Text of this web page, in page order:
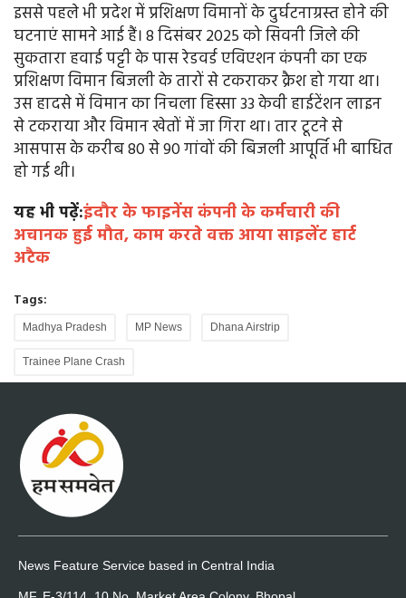
इससे पहले भी प्रदेश में प्रशिक्षण विमानों के दुर्घटनाग्रस्त होने की
घटनाएं सामने आई हैं। 8 दिसंबर 2025 को सिवनी जिले की
सुकतारा हवाई पट्टी के पास रेडवर्ड एविएशन कंपनी का एक
प्रशिक्षण विमान बिजली के तारों से टकराकर क्रैश हो गया था।
उस हादसे में विमान का निचला हिस्सा 33 केवी हाईटेंशन लाइन
से टकराया और विमान खेतों में जा गिरा था। तार टूटने से
आसपास के करीब 80 से 90 गांवों की बिजली आपूर्ति भी बाधित
हो गई थी।
यह भी पढ़ें:इंदौर के फाइनेंस कंपनी के कर्मचारी की
अचानक हुई मौत, काम करते वक्त आया साइलेंट हार्ट
अटैक
Tags:
Madhya Pradesh MP News Dhana Airstrip
Trainee Plane Crash
News Feature Service based in Central India